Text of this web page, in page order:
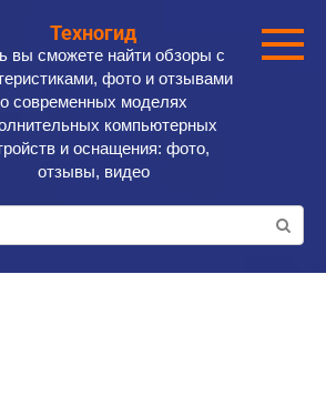
Техногид
вы сможете найти обзоры с
фото и отзывами
о современных моделях
компьютерных
и оснащения: фото,
отзывы, видео